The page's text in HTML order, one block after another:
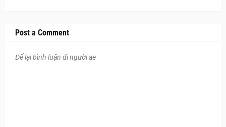
Post a Comment
Để lại bình luận đi người ae